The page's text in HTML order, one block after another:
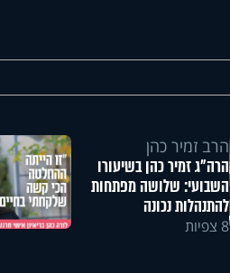
הרב זמיר כהן
הרה"ג זמיר כהן בשיעורו
השבועי: שלושה מפתחות
להתנהלות נכונה
8 צפיות